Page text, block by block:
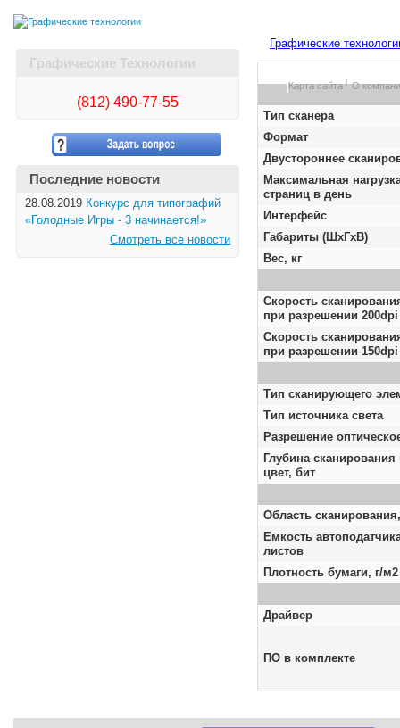
Карта сайта О
Графические Технологии
(812) 490-77-55
Последние новости
28.08.2019 Конкурс для типографий
«Голодные Игры - 3 начинается!»
Смотреть все новости
Графические
Тип сканера
Формат
Двустороннее
Максимальная
страниц в день
Интерфейс
Габариты (ШxГxВ)
Bec, кг
Скорость
при разрешении 200dpi
Скорость
при разрешении 150dpi
Тип сканирующего
Тип источника света
Разрешение
Глубина
цвет, бит
Область
Емкость
листов
Плотность бумаги, г/м2
Драйвер
ПО в комплекте